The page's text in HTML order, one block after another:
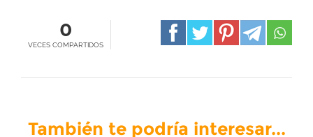
0
VECES COMPARTIDOS
También te podría interesar...